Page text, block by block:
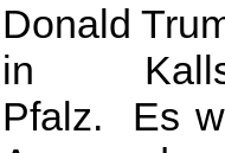
Donald
in
Pfalz. Es